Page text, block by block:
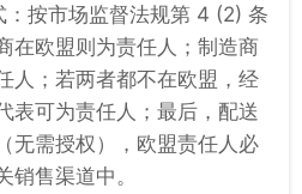
：按市场监督法规第 4 (2) 条
在欧盟则为责任人；制造商
人；若两者都不在欧盟，经
表可为责任人；最后，配送
无需授权），欧盟责任人必
销售渠道中。